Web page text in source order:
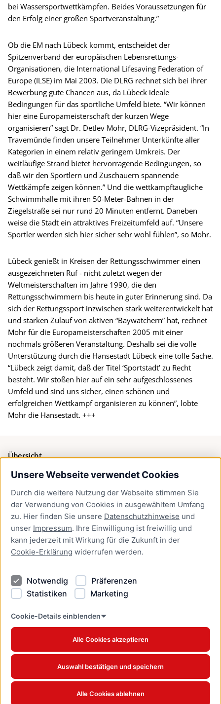
Unsere Webseite verwendet Cookies
Durch die weitere Nutzung der Webseite stimmen Sie
der Verwendung von Cookies in ausgewähltem Umfang
zu. Hier finden Sie unsere Datenschutzhinweise und
unser Impressum. Ihre Einwilligung ist freiwillig und
kann jederzeit mit Wirkung für die Zukunft in der
Cookie-Erklärung widerrufen werden.
Notwendig
Präferenzen
Statistiken
Marketing
Cookie-Details einblenden
Alle Cookies akzeptieren
Auswahl bestätigen und speichern
Alle Cookies ablehnen
bei Wassersportwettkämpfen. Beides Voraussetzungen für
den Erfolg einer großen Sportveranstaltung.”
Ob die EM nach Lübeck kommt, entscheidet der
Spitzenverband der europäischen Lebensrettungs-
Organisationen, die International Lifesaving Federation of
Europe (ILSE) im Mai 2003. Die DLRG rechnet sich bei ihrer
Bewerbung gute Chancen aus, da Lübeck ideale
Bedingungen für das sportliche Umfeld biete. “Wir können
hier eine Europameisterschaft der kurzen Wege
organisieren” sagt Dr. Detlev Mohr, DLRG-Vizepräsident. “In
Travemünde finden unsere Teilnehmer Unterkünfte aller
Kategorien in einem relativ geringem Umkreis. Der
weitläufige Strand bietet hervorragende Bedingungen, so
daß wir den Sportlern und Zuschauern spannende
Wettkämpfe zeigen können.” Und die wettkampftaugliche
Schwimmhalle mit ihren 50-Meter-Bahnen in der
Ziegelstraße sei nur rund 20 Minuten entfernt. Daneben
weise die Stadt ein attraktives Freizeitumfeld auf. “Unsere
Sportler werden sich hier sicher sehr wohl fühlen”, so Mohr.
Lübeck genießt in Kreisen der Rettungsschwimmer einen
ausgezeichneten Ruf - nicht zuletzt wegen der
Weltmeisterschaften im Jahre 1990, die den
Rettungsschwimmern bis heute in guter Erinnerung sind. Da
sich der Rettungssport inzwischen stark weiterentwickelt hat
und starken Zulauf von aktiven “Baywatchern” hat, rechnet
Mohr für die Europameisterschaften 2005 mit einer
nochmals größeren Veranstaltung. Deshalb sei die volle
Unterstützung durch die Hansestadt Lübeck eine tolle Sache.
“Lübeck zeigt damit, daß der Titel ‘Sportstadt’ zu Recht
besteht. Wir stoßen hier auf ein sehr aufgeschlossenes
Umfeld und sind uns sicher, einen schönen und
erfolgreichen Wettkampf organisieren zu können”, lobte
Mohr die Hansestadt. +++
Übersicht
Bürgerservice
Presse
Newsletter Lübeck:kompakt
Kontakt
Kontakt
Datenschutzhinweise
Barrierefreiheit
Cookie Erklärung
www.luebeck.de